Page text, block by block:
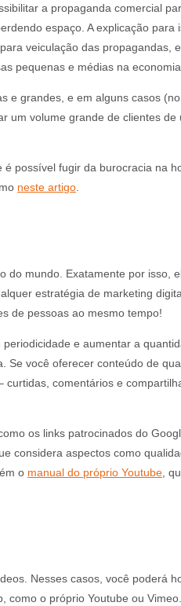
a propaganda comercial
espaço. A explicação para
veiculação das propagandas,
pequenas e médias na economia.
e grandes, e em alguns casos
um volume grande de clientes de
possível fugir da burocracia na
neste artigo
do mundo. Exatamente por isso,
estratégia de marketing
de pessoas ao mesmo tempo!
e aumentar a
Se você oferecer conteúdo de
comentários e
os links patrocinados do
considera aspectos como
o manual do próprio Youtube ,
Nesses casos, você poderá
como o próprio Youtube ou Vimeo.